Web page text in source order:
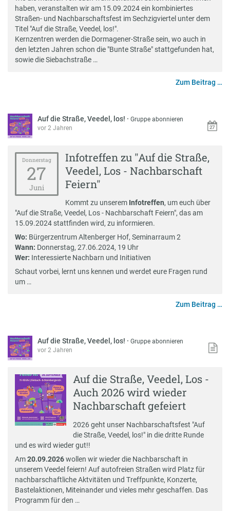
haben, veranstalten wir am 15.09.2024 ein kombiniertes
Straßen- und Nachbarschaftsfest im Sechzigviertel unter dem
Titel "Auf die Straße, Veedel, los!".
Kernzentren werden die Dormagener-Straße sein, wo auch in
den letzten Jahren schon die "Bunte Straße" stattgefunden hat,
sowie die Siebachstraße …
Zum Beitrag …
Auf die Straße, Veedel, los! ·Gruppe abonnieren
vor 2 Jahren
Donnerstag
27
Juni
Infotreffen zu "Auf die Straße,
Veedel, Los - Nachbarschaft
Feiern"
Kommt zu unserem Infotreffen, um euch über
"Auf die Straße, Veedel, Los - Nachbarschaft Feiern", das am
15.09.2024 stattfinden wird, zu informieren.
Wo: Bürgerzentrum Altenberger Hof, Seminarraum 2
Wann: Donnerstag, 27.06.2024, 19 Uhr
Wer: Interessierte Nachbarn und Initiativen
Schaut vorbei, lernt uns kennen und werdet eure Fragen rund
um …
Zum Beitrag …
Auf die Straße, Veedel, los! ·Gruppe abonnieren
vor 2 Jahren
Auf die Straße, Veedel, Los -
Auch 2026 wird wieder
Nachbarschaft gefeiert
2026 geht unser Nachbarschaftsfest "Auf
die Straße, Veedel, los!" in die dritte Runde
und es wird wieder gut!!
Am20.09.2026wollen wir wieder die Nachbarschaft in
unserem Veedel feiern! Auf autofreien Straßen wird Platz für
nachbarschaftliche Aktvitäten und Treffpunkte, Konzerte,
Bastelaktionen, Miteinander und vieles mehr geschaffen. Das
Programm für den …